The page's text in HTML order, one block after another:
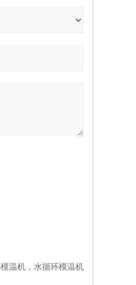
温机，水循环模温机